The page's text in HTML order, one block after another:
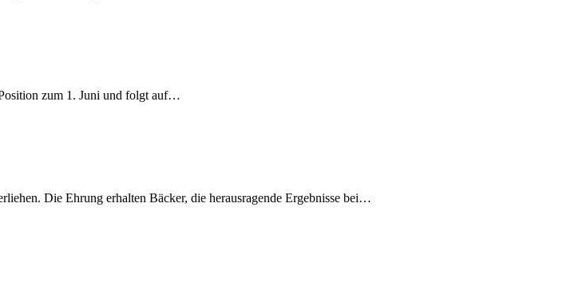
zum 1. Juni und folgt auf…
Die Ehrung erhalten Bäcker, die herausragende Ergebnisse bei…